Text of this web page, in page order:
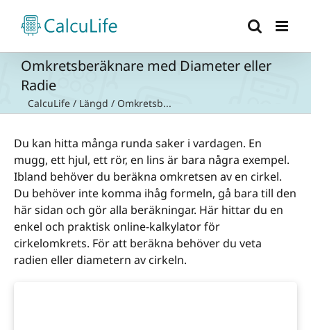
innehållet
Omkretsberäknare med Diameter eller
Radie
CalcuLife / Längd / Omkretsb...
Du kan hitta många runda saker i vardagen. En
mugg, ett hjul, ett rör, en lins är bara några exempel.
Ibland behöver du beräkna omkretsen av en cirkel.
Du behöver inte komma ihåg formeln, gå bara till den
här sidan och gör alla beräkningar. Här hittar du en
enkel och praktisk online-kalkylator för
cirkelomkrets. För att beräkna behöver du veta
radien eller diametern av cirkeln.